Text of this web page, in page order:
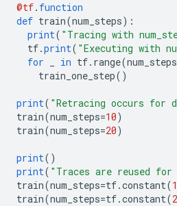
@tf. function
def train(num_steps):
print( "Tracing with
tf.print( "Executing with
for
in tf. range(num_steps
train_one_step()
print( "Retracing occurs for
train(num_steps=10)
train(num_steps=20)
print()
print( "Traces are reused for
train(num_steps=tf.constant(
train(num_steps=tf.constant(